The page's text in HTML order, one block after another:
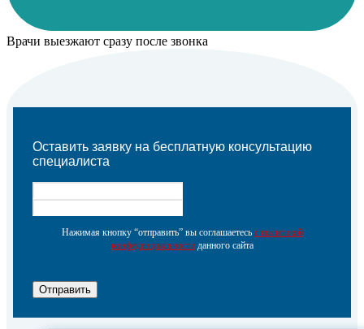
Врачи выезжают сразу после звонка
Оставить заявку на бесплатную консультацию
специалиста
Нажимая кнопку “отправить” вы соглашаетесь с политикой
конфеденциальностиданного сайта
Отправить